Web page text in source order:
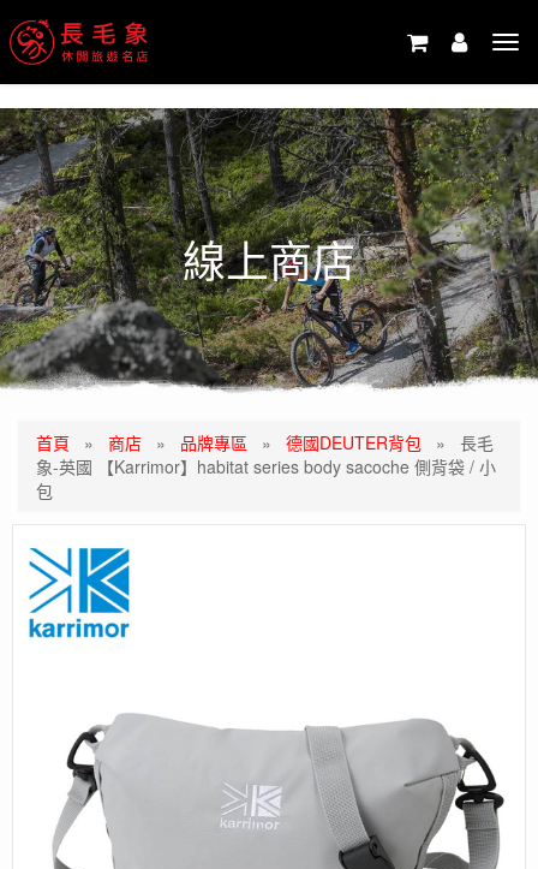
線上商店
首頁 » 商店 » 品牌專區 » 德國DEUTER背包 » 長毛
象-英國 【Karrimor】habitat series body sacoche 側背袋 / 小
包